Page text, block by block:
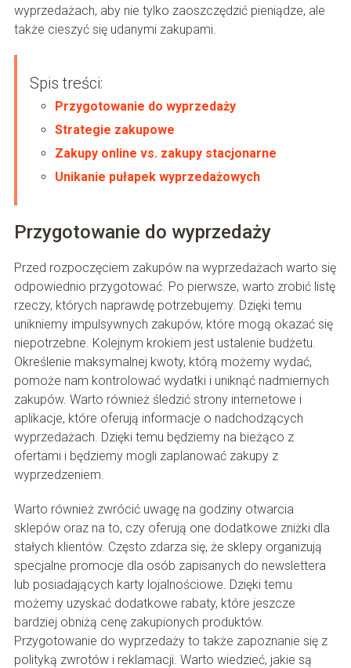
wyprzedażach, aby nie tylko zaoszczędzić pieniądze, ale
także cieszyć się udanymi zakupami.
Spis treści:
Przygotowanie do wyprzedaży
Strategie zakupowe
Zakupy online vs. zakupy stacjonarne
Unikanie pułapek wyprzedażowych
Przygotowanie do wyprzedaży
Przed rozpoczęciem zakupów na wyprzedażach warto się
odpowiednio przygotować. Po pierwsze, warto zrobić listę
rzeczy, których naprawdę potrzebujemy. Dzięki temu
unikniemy impulsywnych zakupów, które mogą okazać się
niepotrzebne. Kolejnym krokiem jest ustalenie budżetu.
Określenie maksymalnej kwoty, którą możemy wydać,
pomoże nam kontrolować wydatki i uniknąć nadmiernych
zakupów. Warto również śledzić strony internetowe i
aplikacje, które oferują informacje o nadchodzących
wyprzedażach. Dzięki temu będziemy na bieżąco z
ofertami i będziemy mogli zaplanować zakupy z
wyprzedzeniem.
Warto również zwrócić uwagę na godziny otwarcia
sklepów oraz na to, czy oferują one dodatkowe zniżki dla
stałych klientów. Często zdarza się, że sklepy organizują
specjalne promocje dla osób zapisanych do newslettera
lub posiadających karty lojalnościowe. Dzięki temu
możemy uzyskać dodatkowe rabaty, które jeszcze
bardziej obniżą cenę zakupionych produktów.
Przygotowanie do wyprzedaży to także zapoznanie się z
polityką zwrotów i reklamacji. Warto wiedzieć, jakie są